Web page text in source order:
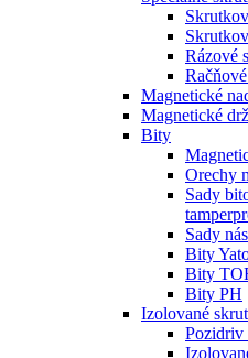
Rázové
Magnetické
Magnetické
Bity
Orechy
Sady
Sady
Bity
Bity
Bity PH
Izolované
Pozidriv